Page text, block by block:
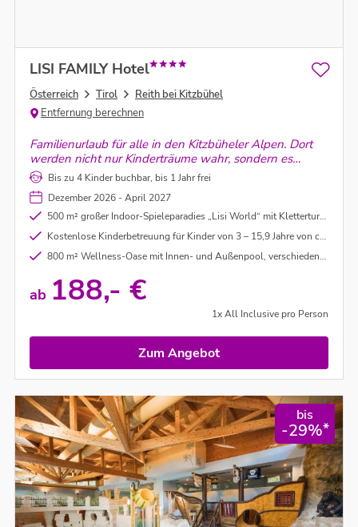
LISI FAMILY Hotel
Österreich Tirol
Reith bei Kitzbühel
Entfernung berechnen
Familienurlaub für alle in den Kitzbüheler Alpen. Dort
werden nicht nur Kinderträume wahr, sondern es
werden magische Momente für die ganze Familie
geschaffen, denn der Luxus der gemeinsamen Zeit
steht hier im Mittelpunkt.
Bis zu 4 Kinder buchbar, bis 1 Jahr frei
Dezember 2026 - April 2027
500 m² großer Indoor-Spieleparadies „Lisi World“ mit Kletterturm, Rutschen, Sitzsäcken, Tischtennis und zahlreichen Spielen
Kostenlose Kinderbetreuung für Kinder von 3 – 15,9 Jahre von ca. 09:00 - 21:00 Uhr. Genauere Informationen vor Ort.
800 m² Wellness-Oase mit Innen- und Außenpool, verschiedenen Saunen, Infrarot, Salzstollen uvm.
ab 188,- €
1x All Inclusive pro Person
Zum Angebot
bis
-29%*